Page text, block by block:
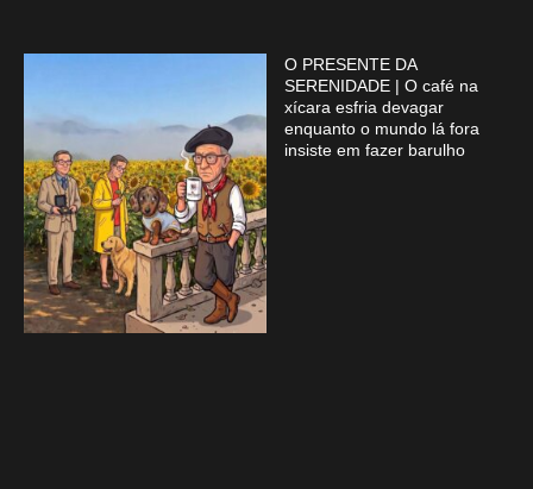
O PRESENTE DA
SERENIDADE | O café na
xícara esfria devagar
enquanto o mundo lá fora
insiste em fazer barulho